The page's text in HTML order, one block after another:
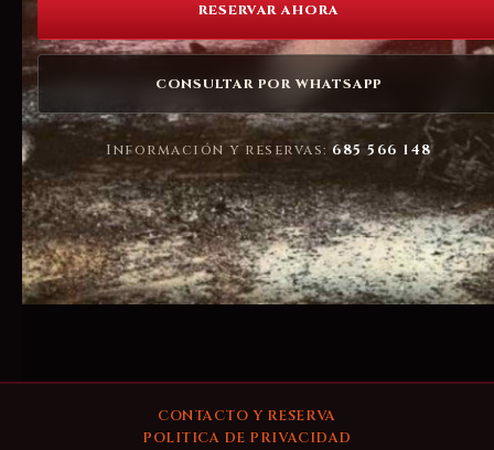
RESERVAR AHORA
CONSULTAR POR WHATSAPP
Información y reservas: 685 566 148
CONTACTO Y RESERVA
POLITICA DE PRIVACIDAD